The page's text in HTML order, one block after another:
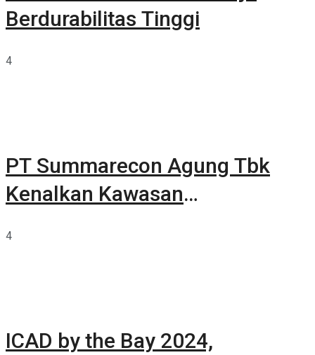
Berdurabilitas Tinggi
4
PT Summarecon Agung Tbk
Kenalkan Kawasan
4
ICAD by the Bay 2024,